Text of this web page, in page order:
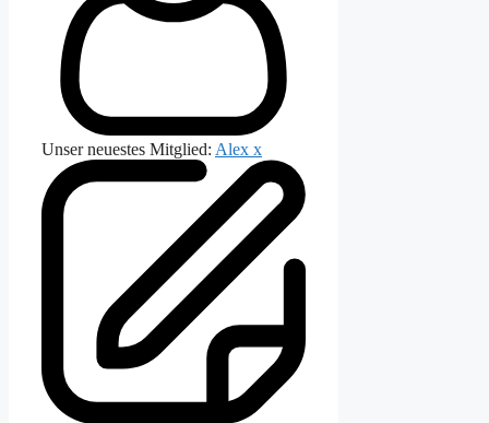
Unser neuestes Mitglied: Alex x